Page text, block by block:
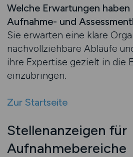
Welche Erwartungen
Aufnahme- und
Sie erwarten eine klare
nachvollziehbare Abläufe
ihre Expertise gezielt in die
einzubringen.
Zur Startseite
Stellenanzeigen für
Aufnahmebereiche